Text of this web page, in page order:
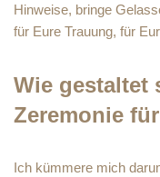
Hinweise, bringe
für Eure Trauung, für
Wie gestaltet
Zeremonie
Ich kümmere mich